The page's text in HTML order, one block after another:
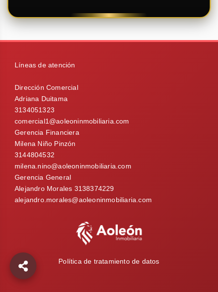
Líneas de atención
Dirección Comercial
Adriana Duitama
3134051323
comercial1@aoleoninmobiliaria.com
Gerencia Financiera
Milena Niño Pinzón
3144804532
milena.nino@aoleoninmobiliaria.com
Gerencia General
Alejandro Morales 3138374229
alejandro.morales@aoleoninmobiliaria.com
Política de tratamiento de datos